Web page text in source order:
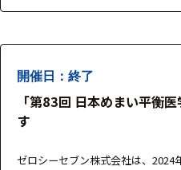
製品担当者が…
開催日：終了
「第83回 日本めまい平衡
す
ゼロシーセブン株式会社は、2024